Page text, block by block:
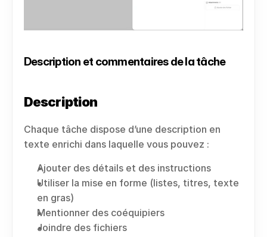
Description et commentaires de la tâche
Description
Chaque tâche dispose d’une description en
texte enrichi dans laquelle vous pouvez :
Ajouter des détails et des instructions
Utiliser la mise en forme (listes, titres, texte
en gras)
Mentionner des coéquipiers
Joindre des fichiers